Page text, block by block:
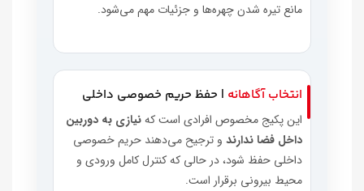
مانع تیره شدن چهره‌ها و جزئیات مهم می‌شود.
انتخاب آگاهانه | حفظ حریم خصوصی داخلی
این پکیج مخصوص افرادی است کهنیازی به دوربین
داخل فضا ندارند و ترجیح می‌دهند حریم خصوصی
داخلی حفظ شود، در حالی که کنترل کامل ورودی و
محیط بیرونی برقرار است.